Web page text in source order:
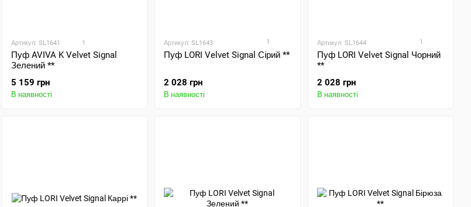
Артикул: SL1641 1
Пуф AVIVA K Velvet Signal
Зелений **
5 159 грн
В наявності
Артикул: SL1643 1
Пуф LORI Velvet Signal Сірий **
2 028 грн
В наявності
Артикул: SL1644 1
Пуф LORI Velvet Signal Чорний
**
2 028 грн
В наявності